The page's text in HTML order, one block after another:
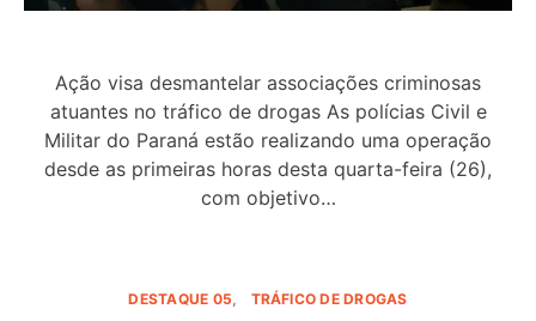
Ação visa desmantelar associações criminosas
atuantes no tráfico de drogas As polícias Civil e
Militar do Paraná estão realizando uma operação
desde as primeiras horas desta quarta-feira (26),
com objetivo…
DESTAQUE 05 TRÁFICO DE DROGAS